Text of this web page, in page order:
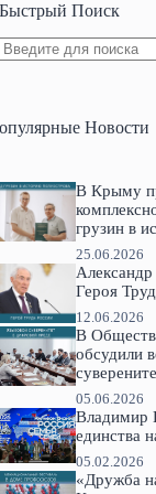
Быстрый Поиск
Новости
В Крыму
грузин в
25.06.2026
Александр
Героя
12.06.2026
В
обсудили
05.06.2026
Владимир
единства
05.02.2026
«Дружба